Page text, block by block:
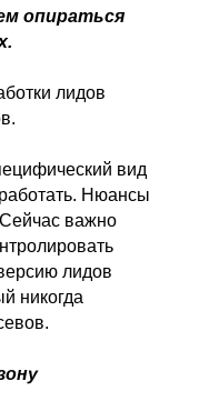
опираться
лидов
вид
Нюансы
важно
лидов
никогда